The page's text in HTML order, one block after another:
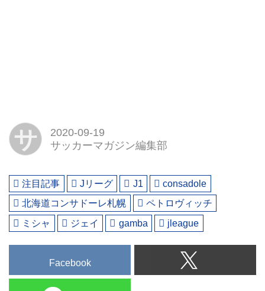
サ
2020-09-19
サッカーマガジン編集部
注目記事 Jリーグ J1
consadole
北海道コンサドーレ札幌
ペトロヴィッチ
ミシャ
ジェイ gamba jleague
Facebook